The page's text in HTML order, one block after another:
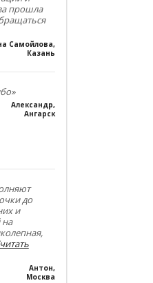
прошла
Самойлова,
Казань
Александр,
Ангарск
до
и
Антон,
Москва